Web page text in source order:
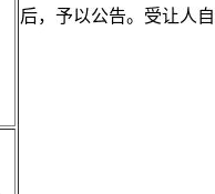
后，予以公告。受让人